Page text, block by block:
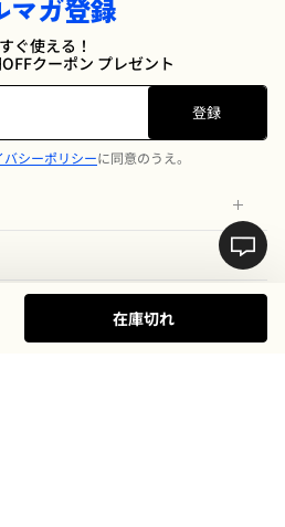
在庫切れ
マガ登録
ぐ使える！
クーポン プレゼント
登録
バシーポリシーに同意のうえ。